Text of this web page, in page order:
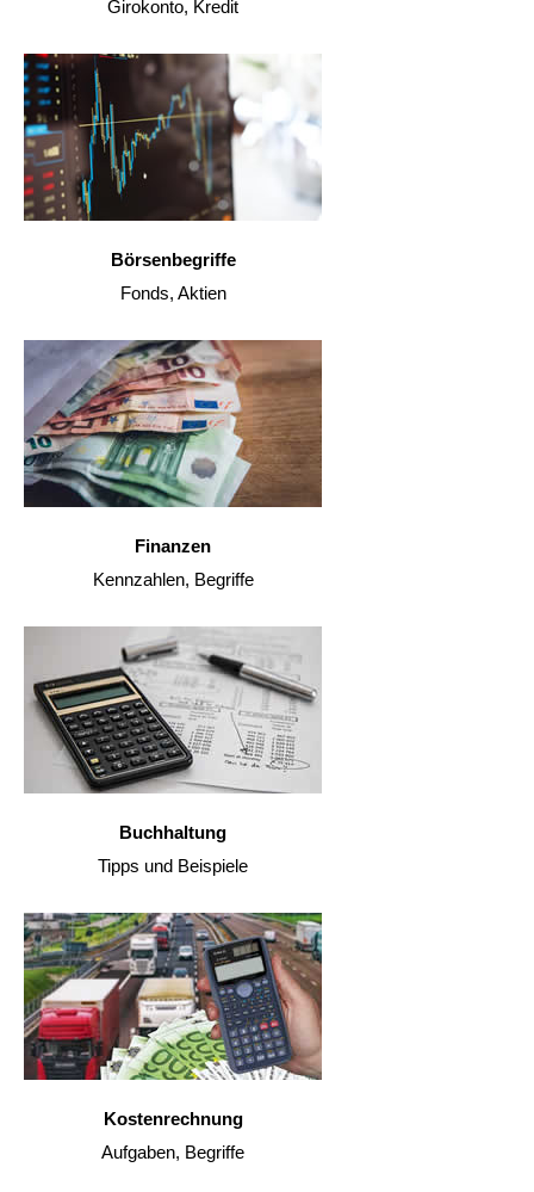
Girokonto, Kredit
Börsenbegriffe
Fonds, Aktien
Finanzen
Kennzahlen, Begriffe
Buchhaltung
Tipps und Beispiele
Kostenrechnung
Aufgaben, Begriffe